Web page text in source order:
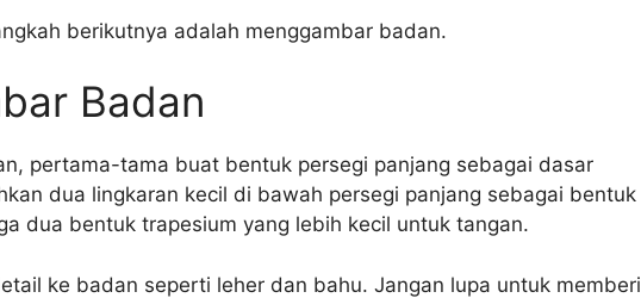
berikutnya adalah menggambar badan.
Badan
pertama-tama buat bentuk persegi panjang sebagai dasar
dua lingkaran kecil di bawah persegi panjang sebagai bentuk
dua bentuk trapesium yang lebih kecil untuk tangan.
ke badan seperti leher dan bahu. Jangan lupa untuk memberi